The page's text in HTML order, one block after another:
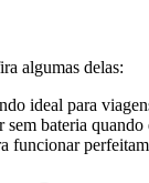
algumas delas:
ideal para
bateria
funcionar